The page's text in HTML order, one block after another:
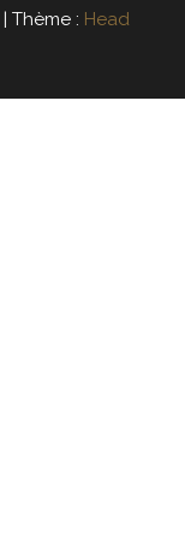
| Thème : Head